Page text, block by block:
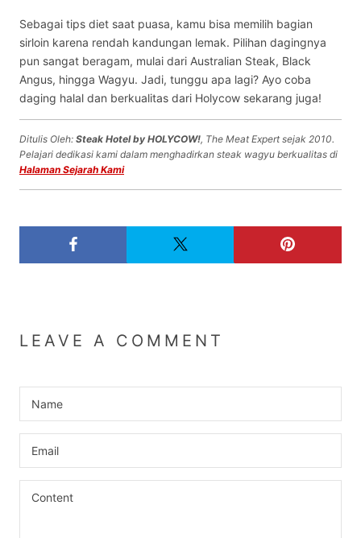
Sebagai tips diet saat puasa, kamu bisa memilih bagian
sirloin karena rendah kandungan lemak. Pilihan dagingnya
pun sangat beragam, mulai dari Australian Steak, Black
Angus, hingga Wagyu. Jadi, tunggu apa lagi? Ayo coba
daging halal dan berkualitas dari Holycow sekarang juga!
Ditulis Oleh: Steak Hotel by HOLYCOW!, The Meat Expert sejak 2010.
Pelajari dedikasi kami dalam menghadirkan steak wagyu berkualitas di
Halaman Sejarah Kami
LEAVE A COMMENT